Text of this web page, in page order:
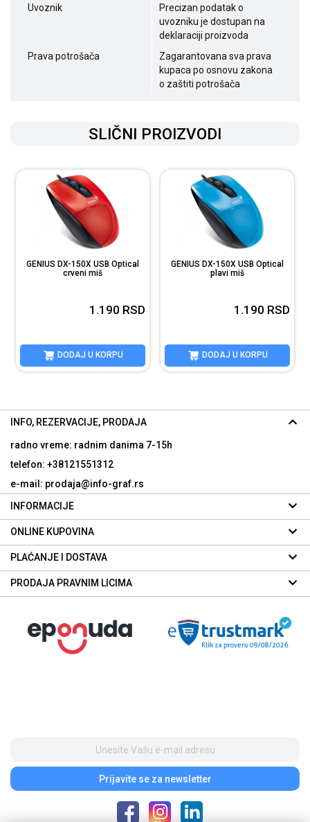
Uvoznik
Precizan podatak o
uvozniku je dostupan na
deklaraciji proizvoda
Prava potrošača
Zagarantovana sva prava
kupaca po osnovu zakona
o zaštiti potrošača
SLIČNI PROIZVODI
GENIUS DX-150X USB Optical
crveni miš
1.190 RSD
DODAJ U KORPU
GENIUS DX-150X USB Optical
plavi miš
1.190 RSD
DODAJ U KORPU
Prijavite se za newsletter
INFO, REZERVACIJE, PRODAJA
radno vreme: radnim danima 7-15h
telefon: +38121551312
e-mail: prodaja@info-graf.rs
INFORMACIJE
ONLINE KUPOVINA
PLAĆANJE I DOSTAVA
PRODAJA PRAVNIM LICIMA